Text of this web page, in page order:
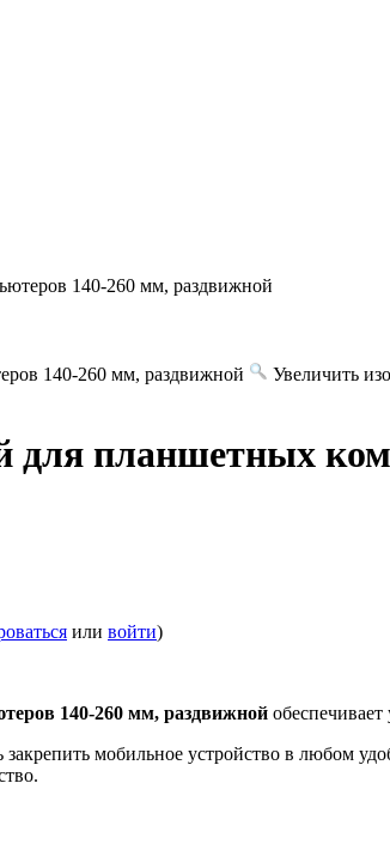
140-260 мм, раздвижной
Увеличить
для планшетных
или войти)
140-260 мм, раздвижной
мобильное устройство в любом